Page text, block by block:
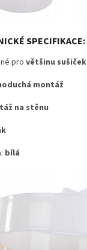
SPECIFIKACE:
pro většinu sušiček
montáž
na stěnu
bílá